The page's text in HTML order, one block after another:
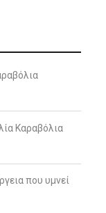
Καραβόλια
που υμνεί